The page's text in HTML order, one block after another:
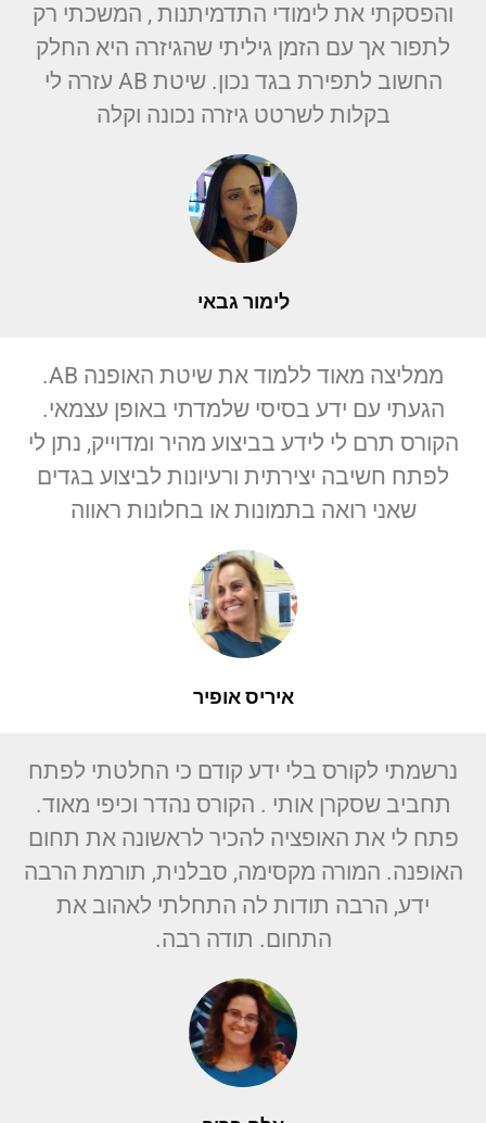
והפסקתי את לימודי התדמיתנות , המשכתי רק
לתפור אך עם הזמן גיליתי שהגיזרה היא החלק
החשוב לתפירת בגד נכון. שיטת AB עזרה לי
בקלות לשרטט גיזרה נכונה וקלה
לימור גבאי
ממליצה מאוד ללמוד את שיטת האופנה AB.
הגעתי עם ידע בסיסי שלמדתי באופן עצמאי.
הקורס תרם לי לידע בביצוע מהיר ומדוייק, נתן לי
לפתח חשיבה יצירתית ורעיונות לביצוע בגדים
שאני רואה בתמונות או בחלונות ראווה
איריס אופיר
נרשמתי לקורס בלי ידע קודם כי החלטתי לפתח
תחביב שסקרן אותי . הקורס נהדר וכיפי מאוד.
פתח לי את האופציה להכיר לראשונה את תחום
האופנה. המורה מקסימה, סבלנית, תורמת הרבה
ידע, הרבה תודות לה התחלתי לאהוב את
התחום. תודה רבה.